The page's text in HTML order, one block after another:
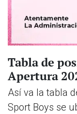
Tabla de
Apertura
Así va la tabla
Sport Boys se